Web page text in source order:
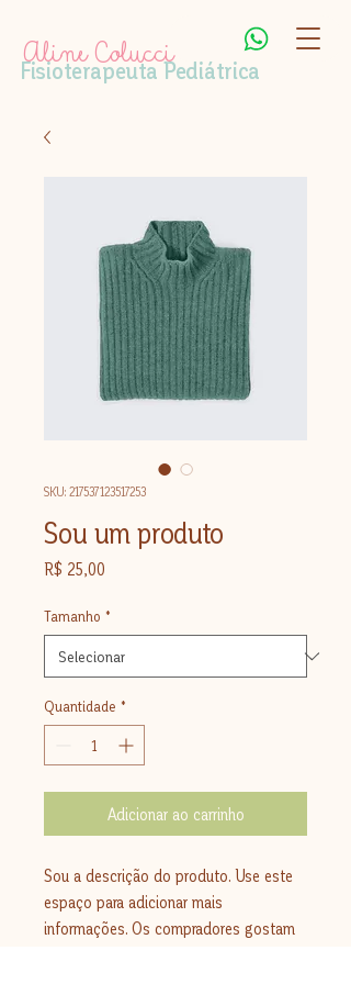
Aline Colucci
Fisioterapeuta Pediátrica
SKU: 217537123517253
Sou um produto
R$ 25,00
Tamanho *
Quantidade *
Adicionar ao carrinho
Sou a descrição do produto. Use este
espaço para adicionar mais
informações. Os compradores gostam